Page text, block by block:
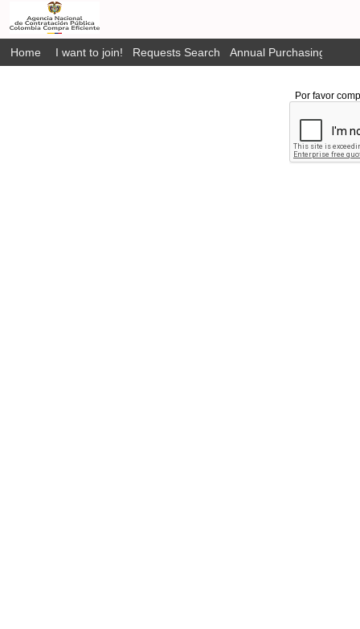
Home I want to join! Requests Search Annual Purchasing Plan
Por favor